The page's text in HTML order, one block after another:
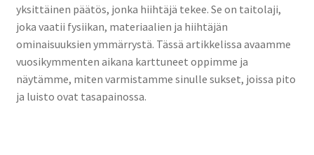
yksittäinen päätös, jonka hiihtäjä tekee. Se on taitolaji,
joka vaatii fysiikan, materiaalien ja hiihtäjän
ominaisuuksien ymmärrystä. Tässä artikkelissa avaamme
vuosikymmenten aikana karttuneet oppimme ja
näytämme, miten varmistamme sinulle sukset, joissa pito
ja luisto ovat tasapainossa.